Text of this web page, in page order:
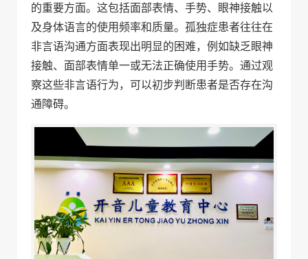
的重要方面。这包括面部表情、手势、眼神接触以
及身体语言的使用频率和质量。孤独症患者往往在
非言语沟通方面表现出明显的困难，例如缺乏眼神
接触、面部表情单一或无法正确使用手势。通过观
察这些非言语行为，可以初步判断患者是否存在沟
通障碍。